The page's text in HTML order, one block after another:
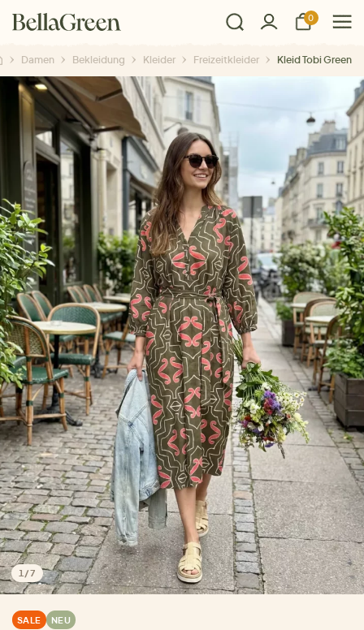
0
Damen Bekleidung Kleider Freizeitkleider Kleid Tobi Green
1 /7
SALE NEU